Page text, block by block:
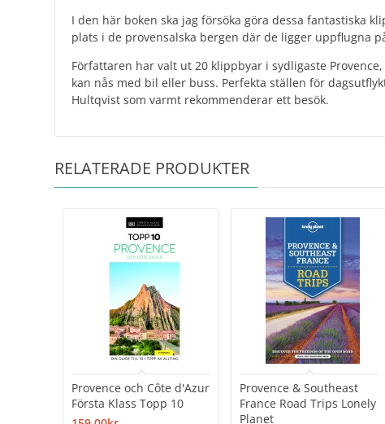
I den här boken ska jag försöka göra dessa fantastiska
plats i de provensalska bergen där de ligger uppflugna
Författaren har valt ut 20 klippbyar i sydligaste
kan nås med bil eller buss. Perfekta ställen för
Hultqvist som varmt rekommenderar ett besök.
RELATERADE PRODUKTER
Provence och Côte d'Azur
Första Klass Topp 10
Provence & Southeast
France Road Trips Lonely
Planet